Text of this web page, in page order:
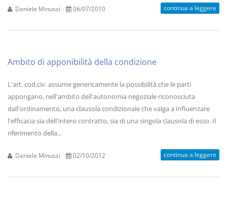
Daniele Minussi 06/07/2010 continua a leggere
Ambito di apponibilità della condizione
L'art. cod.civ. assume genericamente la possibilità che le parti
appongano, nell'ambito dell'autonomia negoziale riconosciuta
dall'ordinamento, una clausola condizionale che valga a influenzare
l'efficacia sia dell'intero contratto, sia di una singola clausola di esso. Il
riferimento della...
Daniele Minussi 02/10/2012 continua a leggere